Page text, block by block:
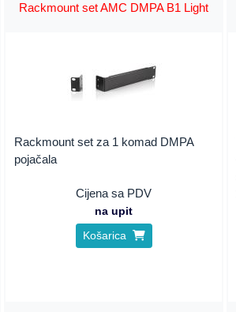
Rackmount set AMC DMPA B1 Light
Rackmount set za 1 komad DMPA
pojačala
Cijena sa PDV
na upit
Košarica